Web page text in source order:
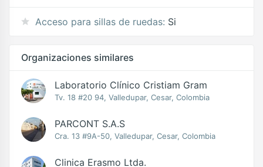
Acceso para sillas de ruedas: Si
Organizaciones similares
Laboratorio Clínico Cristiam Gram
Tv. 18 #20 94, Valledupar, Cesar, Colombia
PARCONT S.A.S
Cra. 13 #9A-50, Valledupar, Cesar, Colombia
Clinica Erasmo Ltda.